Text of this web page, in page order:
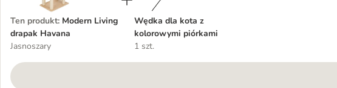
Ten produkt: Modern Living
drapak Havana
Jasnoszary
Wędka dla kota z
kolorowymi piórkami
1 szt.